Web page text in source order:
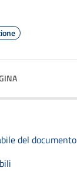
del documento